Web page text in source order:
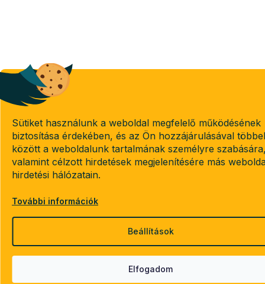
Sütiket használunk a weboldal megfelelő működésének
biztosítása érdekében, és az Ön hozzájárulásával
között a weboldalunk tartalmának személyre
valamint célzott hirdetések megjelenítésére más
hirdetési hálózatain.
További információk
Beállítások
Elfogadom